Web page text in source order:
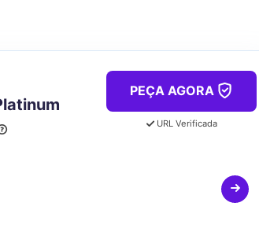
PEÇA AGORA
URL Verificada